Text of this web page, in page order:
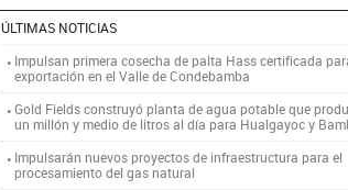
ÚLTIMAS NOTICIAS
Impulsan primera cosecha de palta Hass certificada
exportación en el Valle de Condebamba
Gold Fields construyó planta de agua potable que
un millón y medio de litros al día para Hualgayoc y
Impulsarán nuevos proyectos de infraestructura para el
procesamiento del gas natural